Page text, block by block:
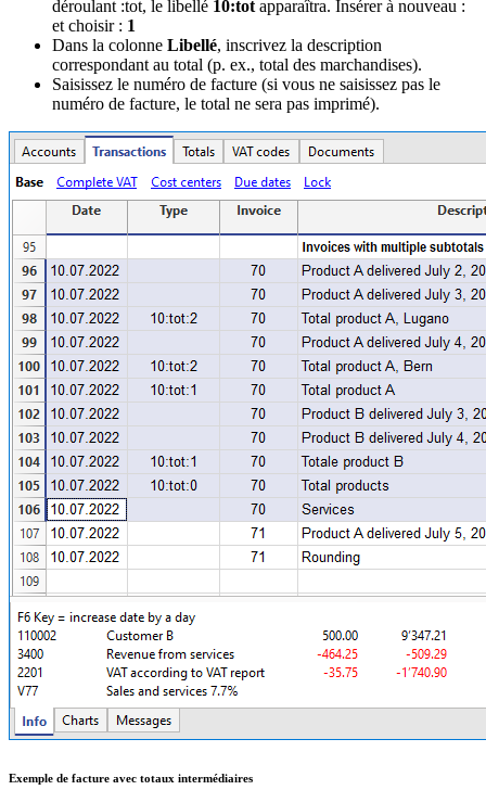
déroulant :tot, le libellé 10:tot apparaîtra. Insérer à nouveau :
et choisir : 1
Dans la colonne Libellé, inscrivez la description
correspondant au total (p. ex., total des marchandises).
Saisissez le numéro de facture (si vous ne saisissez pas le
numéro de facture, le total ne sera pas imprimé).
Exemple de facture avec totaux intermédiaires